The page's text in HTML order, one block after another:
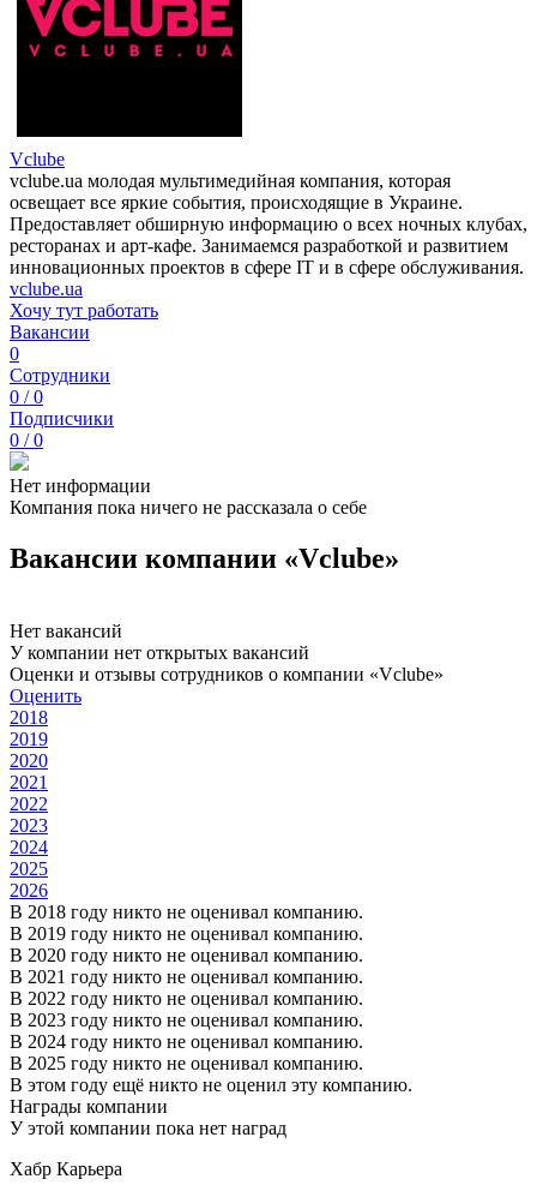
Vclube
vclube.ua молодая мультимедийная компания, которая
освещает все яркие события, происходящие в Украине.
Предоставляет обширную информацию о всех ночных клубах,
ресторанах и арт-кафе. Занимаемся разработкой и развитием
инновационных проектов в сфере IT и в сфере обслуживания.
vclube.ua
Хочу тут работать
Вакансии
0
Сотрудники
0 / 0
Подписчики
0 / 0
Нет информации
Компания пока ничего не рассказала о себе
Вакансии компании «Vclube»
Нет вакансий
У компании нет открытых вакансий
Оценки и отзывы сотрудников о компании «Vclube»
Оценить
2018
2019
2020
2021
2022
2023
2024
2025
2026
В 2018 году никто не оценивал компанию.
В 2019 году никто не оценивал компанию.
В 2020 году никто не оценивал компанию.
В 2021 году никто не оценивал компанию.
В 2022 году никто не оценивал компанию.
В 2023 году никто не оценивал компанию.
В 2024 году никто не оценивал компанию.
В 2025 году никто не оценивал компанию.
В этом году ещё никто не оценил эту компанию.
Награды компании
У этой компании пока нет наград
Хабр Карьера